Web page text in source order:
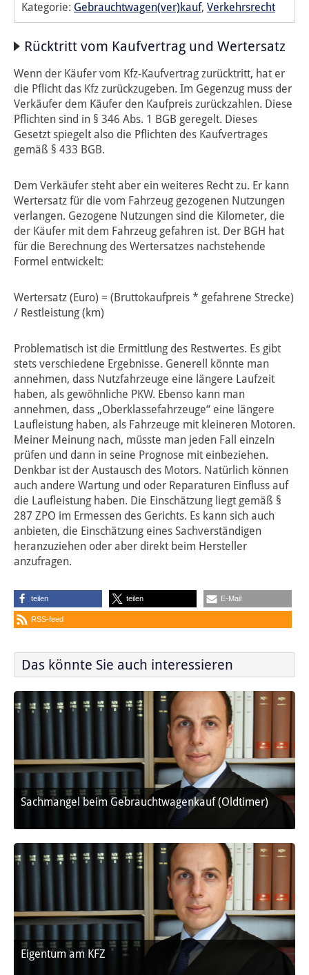
Kategorie: Gebrauchtwagen(ver)kauf, Verkehrsrecht
Rücktritt vom Kaufvertrag und Wertersatz
Wenn der Käufer vom Kfz-Kaufvertrag zurücktritt, hat er
die Pflicht das Kfz zurückzugeben. Im Gegenzug muss der
Verkäufer dem Käufer den Kaufpreis zurückzahlen. Diese
Pflichten sind in § 346 Abs. 1 BGB geregelt. Dieses
Gesetzt spiegelt also die Pflichten des Kaufvertrages
gemäß § 433 BGB.
Dem Verkäufer steht aber ein weiteres Recht zu. Er kann
Wertersatz für die vom Fahrzeug gezogenen Nutzungen
verlangen. Gezogene Nutzungen sind die Kilometer, die
der Käufer mit dem Fahrzeug gefahren ist. Der BGH hat
für die Berechnung des Wertersatzes nachstehende
Formel entwickelt:
Wertersatz (Euro) = (Bruttokaufpreis * gefahrene Strecke)
/ Restleistung (km)
Problematisch ist die Ermittlung des Restwertes. Es gibt
stets verschiedene Ergebnisse. Generell könnte man
annehmen, dass Nutzfahrzeuge eine längere Laufzeit
haben, als gewöhnliche PKW. Ebenso kann man
annehmen, dass „Oberklassefahrzeuge“ eine längere
Laufleistung haben, als Fahrzeuge mit kleineren Motoren.
Meiner Meinung nach, müsste man jeden Fall einzeln
prüfen und dann in seine Prognose mit einbeziehen.
Denkbar ist der Austausch des Motors. Natürlich können
auch andere Wartung und oder Reparaturen Einfluss auf
die Laufleistung haben. Die Einschätzung liegt gemäß §
287 ZPO im Ermessen des Gerichts. Es kann sich auch
anbieten, die Einschätzung eines Sachverständigen
heranzuziehen oder aber direkt beim Hersteller
anzufragen.
teilen teilen E-Mail
RSS-feed
Das könnte Sie auch interessieren
Sachmangel beim Gebrauchtwagenkauf (Oldtimer)
Eigentum am KFZ